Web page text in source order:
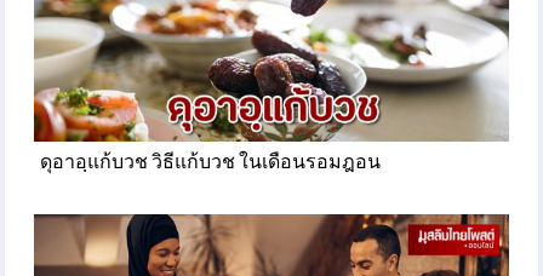
ดุอาอฺแก้บวช วิธีแก้บวช ในเดือนรอมฎอน